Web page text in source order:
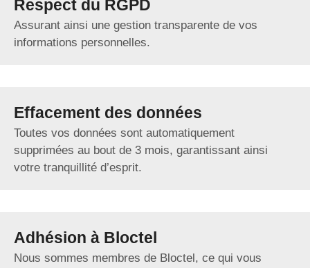
Respect du RGPD
Assurant ainsi une gestion transparente de vos
informations personnelles.
Effacement des données
Toutes vos données sont automatiquement
supprimées au bout de 3 mois, garantissant ainsi
votre tranquillité d’esprit.
Adhésion à Bloctel
Nous sommes membres de Bloctel, ce qui vous